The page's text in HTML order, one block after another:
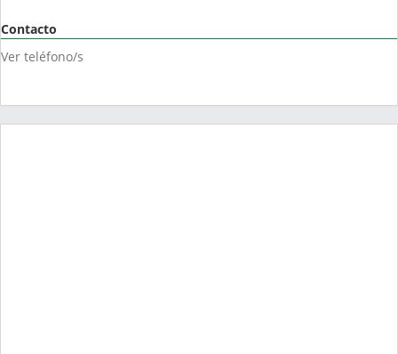
Contacto
Ver teléfono/s